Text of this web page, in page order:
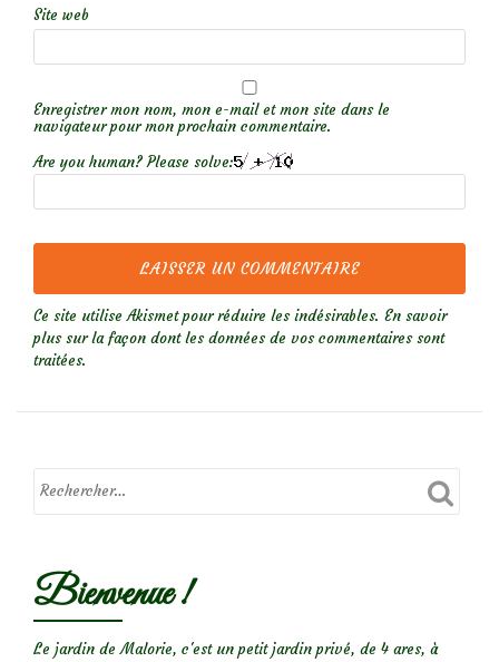
Site web
Enregistrer mon nom, mon e-mail et mon site dans le
navigateur pour mon prochain commentaire.
Are you human? Please solve:
Ce site utilise Akismet pour réduire les indésirables. En savoir
plus sur la façon dont les données de vos commentaires sont
traitées.
Bienvenue !
Le jardin de Malorie, c'est un petit jardin privé, de 4 ares, à